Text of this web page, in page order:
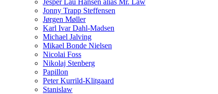
Jonny Trapp Steffensen
Jørgen Møller
Karl Ivar Dahl-Madsen
Michael Jalving
Mikael Bonde Nielsen
Nicolai Foss
Nikolaj Stenberg
Papillon
Peter Kurrild-Klitgaard
Stanislaw